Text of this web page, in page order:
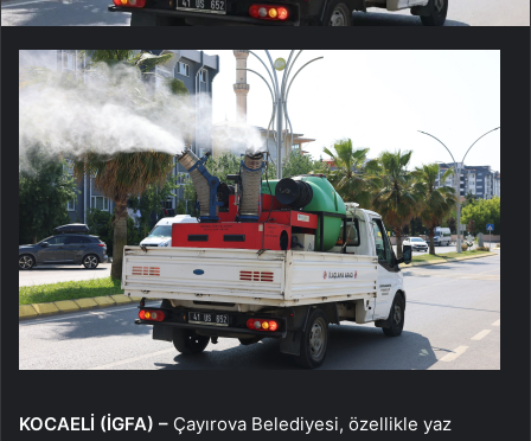
KOCAELİ (İGFA) – Çayırova Belediyesi, özellikle yaz